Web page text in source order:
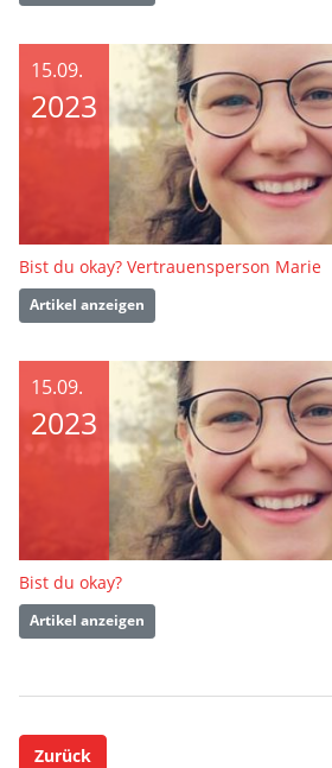
15.09.
2023
Bist du okay? Vertrauensperson Marie
Artikel anzeigen
15.09.
2023
Bist du okay?
Artikel anzeigen
Zurück